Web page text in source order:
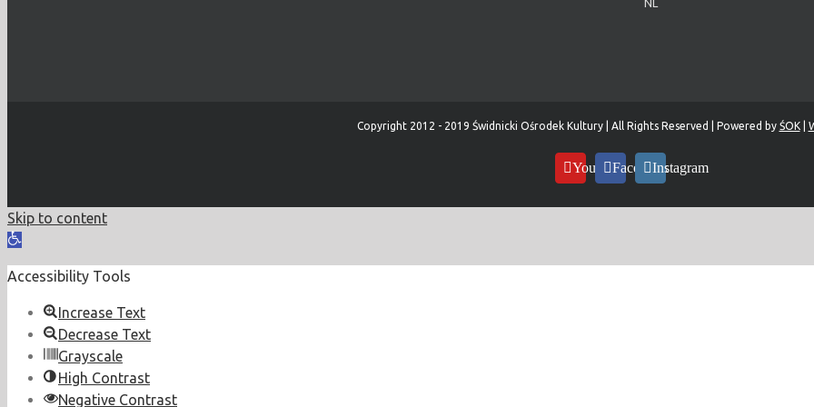
Copyright 2012 - 2019 Świdnicki Ośrodek Kultury | All Rights Reserved | Powered by ŚOK|
YouTubeFacebookInstagram
Skip to content
Open
Accessibility Tools
Increase Text
Decrease Text
Grayscale
High Contrast
Negative Contrast